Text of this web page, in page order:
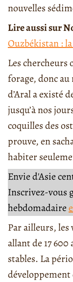
nouvelles
Lire aussi sur
Ouzbékistan :
Les chercheurs
forage, donc au
d’Aral a existé
jusqu’à nos
coquilles des
prouve, en
habiter
Envie d'Asie
Inscrivez-vous
hebdomadaire
Par ailleurs, les
allantde 17 600
stables. La
développement